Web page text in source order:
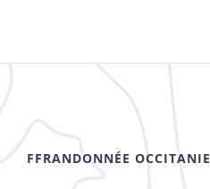
FFRANDONNÉE OCCITANIE